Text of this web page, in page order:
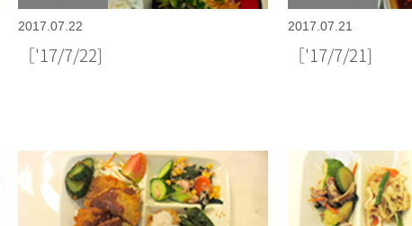
2017.07.22
［'17/7/22]
2017.07.21
［'17/7/21]